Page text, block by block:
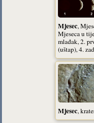
Mjesec,
Mjeseca u
mlađak, 2.
(uštap), 4.
Mjesec,